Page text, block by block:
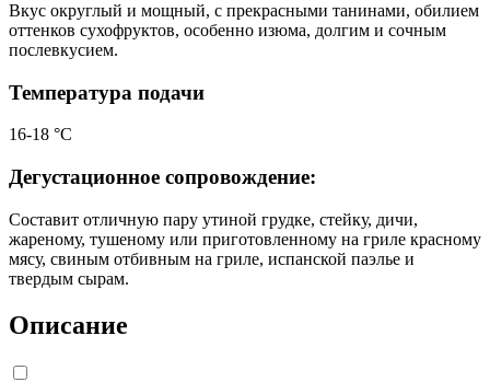
Вкус округлый и мощный, с прекрасными танинами, обилием
оттенков сухофруктов, особенно изюма, долгим и сочным
послевкусием.
Температура подачи
16-18 °C
Дегустационное сопровождение:
Cоставит отличную пару утиной грудке, стейку, дичи,
жареному, тушеному или приготовленному на гриле красному
мясу, свиным отбивным на гриле, испанской паэлье и
твердым сырам.
Описание